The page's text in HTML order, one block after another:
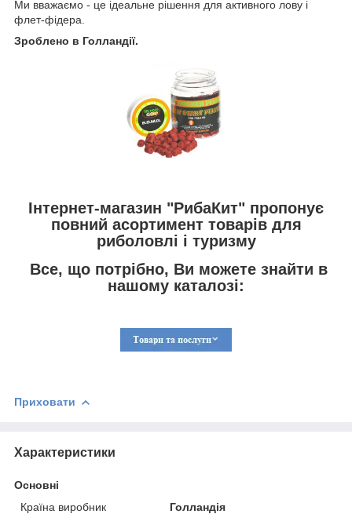
Ми вважаємо - це ідеальне рішення для активного лову і
флет-фідера.
Зроблено в Голландії.
Інтернет-магазин "РибаКит" пропонує
повний асортимент товарів для
риболовлі і туризму
Все, що потрібно, Ви можете знайти в
нашому каталозі:
Приховати
Характеристики
Основні
Країна виробник
Голландія